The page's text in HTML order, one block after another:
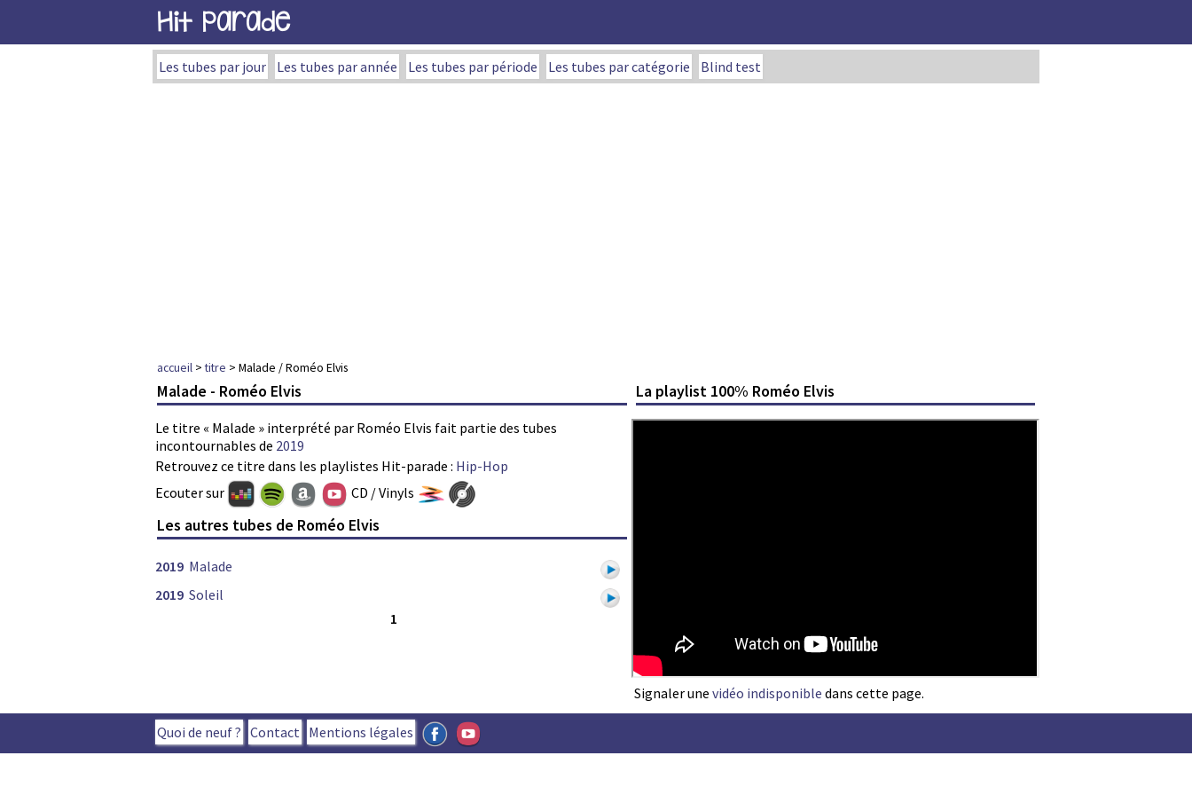
Hit Parade
Les tubes par jour Les tubes par année Les tubes par période Les tubes par catégorie Blind test
accueil >titre > Malade / Roméo Elvis
Malade - Roméo Elvis
Le titre « Malade » interprété par Roméo Elvis fait partie des tubes
incontournables de 2019
Retrouvez ce titre dans les playlistes Hit-parade : Hip-Hop
La playlist 100% Roméo Elvis
Signaler une vidéo indisponible dans cette page.
Ecouter sur CD / Vinyls
Les autres tubes de Roméo Elvis
2019 Malade
2019 Soleil
1
Quoi de neuf ? Contact Mentions légales